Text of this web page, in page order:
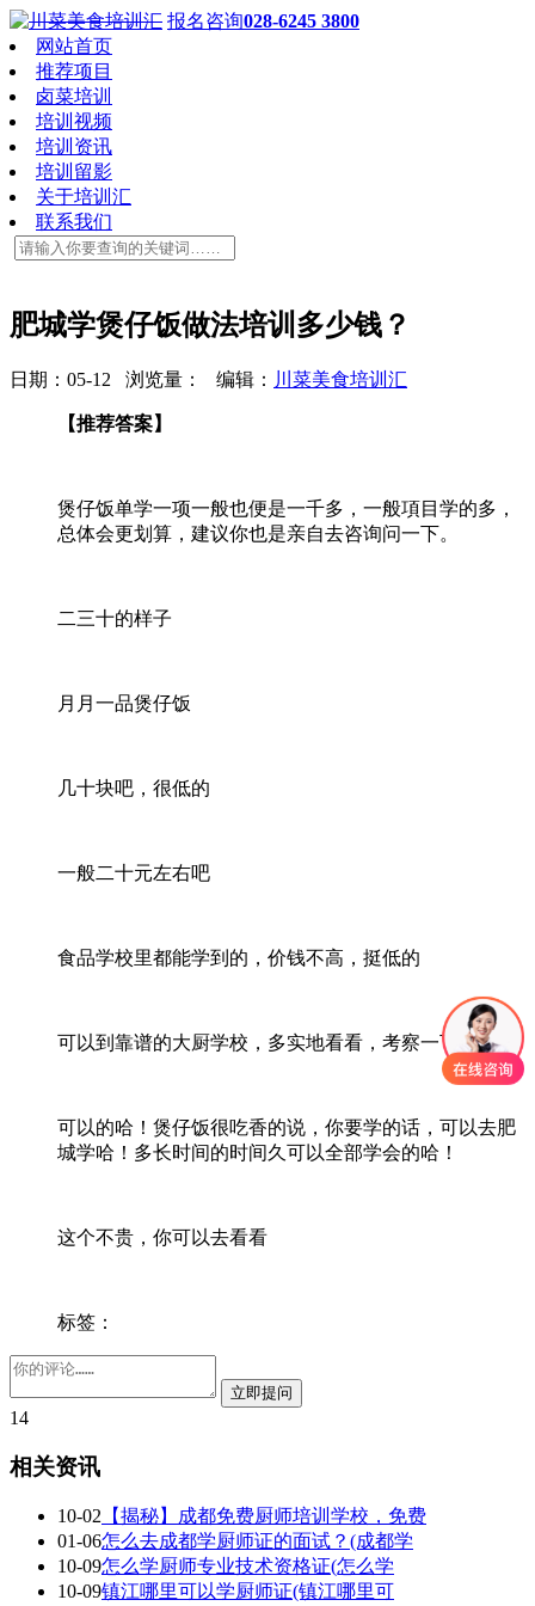
报名咨询028-6245 3800
网站首页
推荐项目
卤菜培训
培训视频
培训资讯
培训留影
关于培训汇
联系我们
肥城学煲仔饭做法培训多少钱？
日期：05-12 浏览量： 编辑： 川菜美食培训汇
【推荐答案】
煲仔饭单学一项一般也便是一千多，一般項目学的多，
总体会更划算，建议你也是亲自去咨询问一下。
二三十的样子
月月一品煲仔饭
几十块吧，很低的
一般二十元左右吧
食品学校里都能学到的，价钱不高，挺低的
可以到靠谱的大厨学校，多实地看看，考察一下。
可以的哈！煲仔饭很吃香的说，你要学的话，可以去肥
城学哈！多长时间的时间久可以全部学会的哈！
这个不贵，你可以去看看
标签：
14
相关资讯
10-02 【揭秘】成都免费厨师培训学校，免费
01-06怎么去成都学厨师证的面试？(成都学
10-09怎么学厨师专业技术资格证(怎么学
10-09镇江哪里可以学厨师证(镇江哪里可